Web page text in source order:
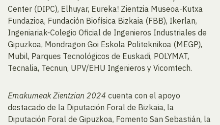
Center (DIPC), Elhuyar, Eureka! Zientzia Museoa-Kutxa
Fundazioa, Fundación Biofísica Bizkaia (FBB), Ikerlan,
Ingeniariak-Colegio Oficial de Ingenieros Industriales de
Gipuzkoa, Mondragon Goi Eskola Politeknikoa (MEGP),
Mubil, Parques Tecnológicos de Euskadi, POLYMAT,
Tecnalia, Tecnun, UPV/EHU Ingenieros y Vicomtech.
Emakumeak Zientzian 2024 cuenta con el apoyo
destacado de la Diputación Foral de Bizkaia, la
Diputación Foral de Gipuzkoa, Fomento San Sebastián, la